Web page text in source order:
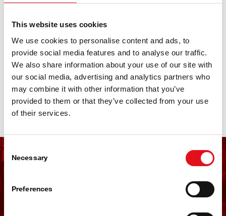
This website uses cookies
We use cookies to personalise content and ads, to
provide social media features and to analyse our traffic.
We also share information about your use of our site with
our social media, advertising and analytics partners who
may combine it with other information that you’ve
provided to them or that they’ve collected from your use
of their services.
Consent
Selection
Necessary
Preferences
LKQ PV Live
07. Νοεμβρίου 2026 - 08. Νοεμβρίου 2026 · Essen
open in Maps
Newsletter της febi